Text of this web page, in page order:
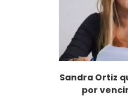
Sandra Ortiz
por